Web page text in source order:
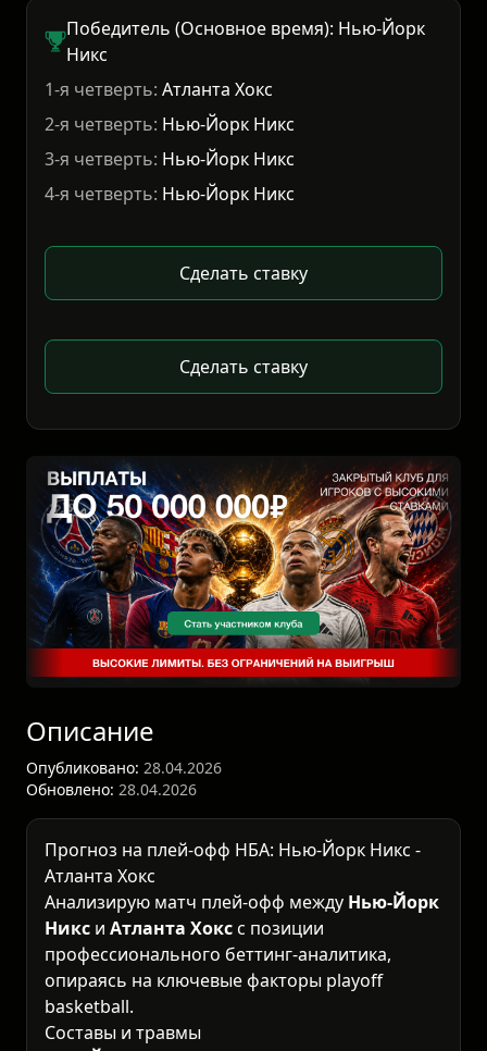
Победитель (Основное время): Нью-Йорк
Никс
1-я четверть: Атланта Хокс
2-я четверть: Нью-Йорк Никс
3-я четверть: Нью-Йорк Никс
4-я четверть: Нью-Йорк Никс
Сделать ставку
Сделать ставку
Описание
Опубликовано: 28.04.2026
Обновлено: 28.04.2026
Прогноз на плей-офф НБА: Нью-Йорк Никс -
Атланта Хокс
Анализирую матч плей-офф между Нью-Йорк
Никс и Атланта Хоксс позиции
профессионального беттинг-аналитика,
опираясь на ключевые факторы playoff
basketball.
Составы и травмы